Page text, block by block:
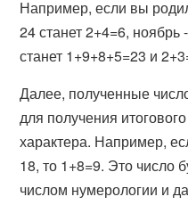
Например, если вы
24 станет 2+4=6, ноябрь
станет 1+9+8+5=23 и
Далее, полученные
для получения
характера. Например,
18, то 1+8=9. Это число
числом нумерологии и